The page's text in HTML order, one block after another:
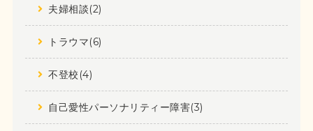
夫婦相談(2)
トラウマ(6)
不登校(4)
自己愛性パーソナリティー障害(3)